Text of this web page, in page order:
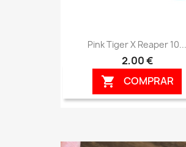
Pink Tiger X Reaper 10...
2,00 €
 COMPRAR